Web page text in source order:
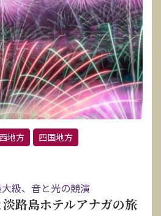
地方 四国地方
級、音と光の競演
路島ホテルアナガの旅